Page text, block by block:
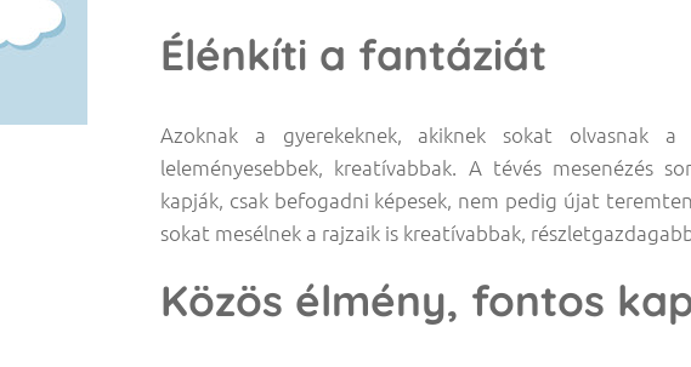
Élénkíti a fantáziát
Azoknak a gyerekeknek, akiknek sokat olvasnak a
leleményesebbek, kreatívabbak. A tévés mesenézés
kapják, csak befogadni képesek, nem pedig újat
sokat mesélnek a rajzaik is kreatívabbak,
Közös élmény, fontos